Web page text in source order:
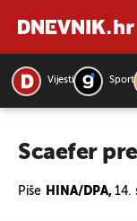
Vijesti Sport
Scaefer
Piše HINA/DPA, 14.
PRETRAŽITE VIJESTI